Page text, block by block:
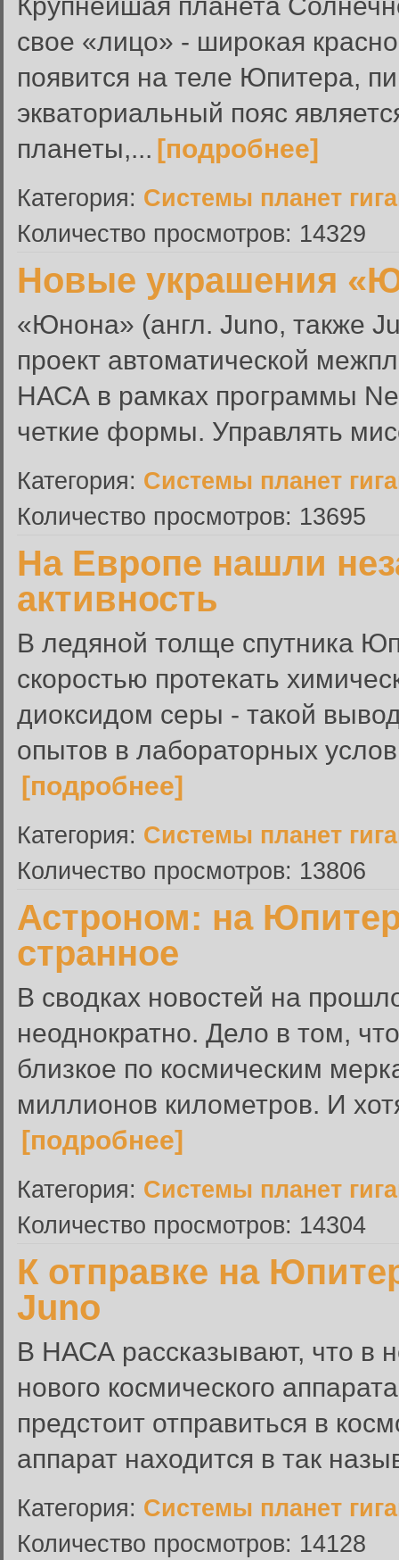
свое «лицо» - широкая
появится на теле Юпитера,
экваториальный пояс
планеты,... [подробнее]
Категория: Системы планет
Количество просмотров: 14329
Новые украшения
«Юнона» (англ. Juno, также
проект автоматической
НАСА в рамках программы
четкие формы. Управлять
Категория: Системы планет
Количество просмотров: 13695
На Европе нашли
активность
В ледяной толще спутника
скоростью протекать
диоксидом серы - такой
опытов в лабораторных
[подробнее]
Категория: Системы планет
Количество просмотров: 13806
Астроном: на
странное
В сводках новостей на
неоднократно. Дело в том,
близкое по космическим
миллионов километров. И
[подробнее]
Категория: Системы планет
Количество просмотров: 14304
К отправке на
Juno
В НАСА рассказывают, что в
нового космического
предстоит отправиться в
аппарат находится в так
Категория: Системы планет
Количество просмотров: 14128